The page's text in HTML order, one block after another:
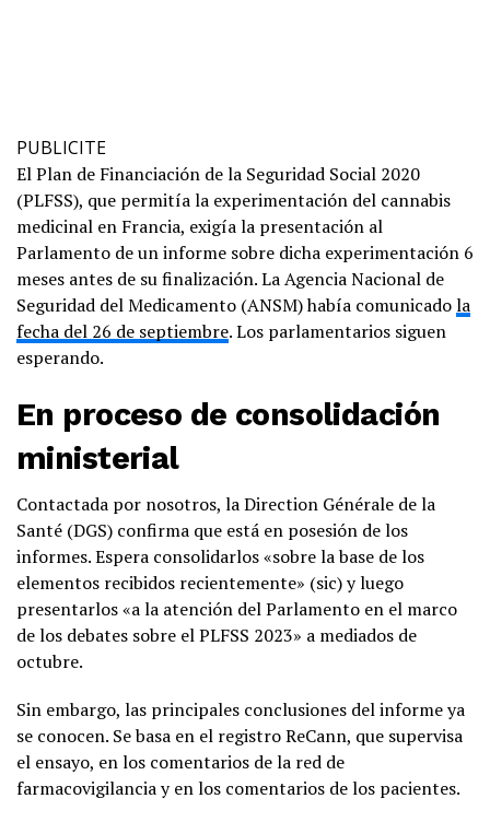
PUBLICITE
El Plan de Financiación de la Seguridad Social 2020
(PLFSS), que permitía la experimentación del cannabis
medicinal en Francia, exigía la presentación al
Parlamento de un informe sobre dicha experimentación 6
meses antes de su finalización. La Agencia Nacional de
Seguridad del Medicamento (ANSM) había comunicadola
fecha del 26 de septiembre. Los parlamentarios siguen
esperando.
En proceso de consolidación
ministerial
Contactada por nosotros, la Direction Générale de la
Santé (DGS) confirma que está en posesión de los
informes. Espera consolidarlos «sobre la base de los
elementos recibidos recientemente» (sic) y luego
presentarlos «a la atención del Parlamento en el marco
de los debates sobre el PLFSS 2023» a mediados de
octubre.
Sin embargo, las principales conclusiones del informe ya
se conocen. Se basa en el registro ReCann, que supervisa
el ensayo, en los comentarios de la red de
farmacovigilancia y en los comentarios de los pacientes.